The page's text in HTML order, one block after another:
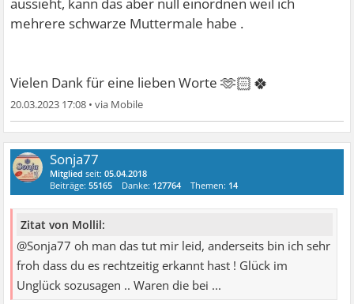
mehrere schwarze Muttermale habe .
Vielen Dank für eine lieben Worte🫶🏻🍀
20.03.2023 17:08 •
Sonja77
Mitglied seit:05.04.2018
Beiträge:55165 Danke: 127764 Themen: 14
Zitat von Mollil:
@Sonja77 oh man das tut mir leid, anderseits bin ich sehr
froh dass du es rechtzeitig erkannt hast ! Glück im
Unglück sozusagen .. Waren die bei ...